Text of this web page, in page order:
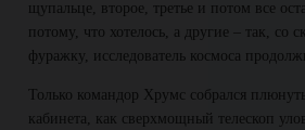
щупальце, второе, третье и потом все
потому, что хотелось, а другие – так, со
фуражку, исследователь космоса
Только командор Хрумс собрался
кабинета, как сверхмощный телескоп